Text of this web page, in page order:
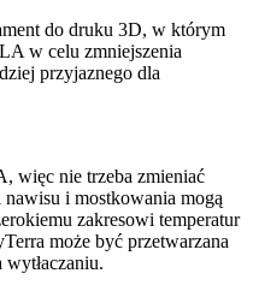
do druku 3D, w którym
w celu zmniejszenia
przyjaznego dla
więc nie trzeba zmieniać
i mostkowania mogą
zakresowi temperatur
może być przetwarzana